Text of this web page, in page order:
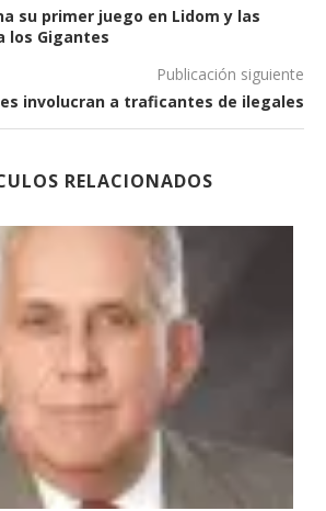
su primer juego en Lidom y las
los Gigantes
Publicación siguiente
involucran a traficantes de ilegales
RELACIONADOS